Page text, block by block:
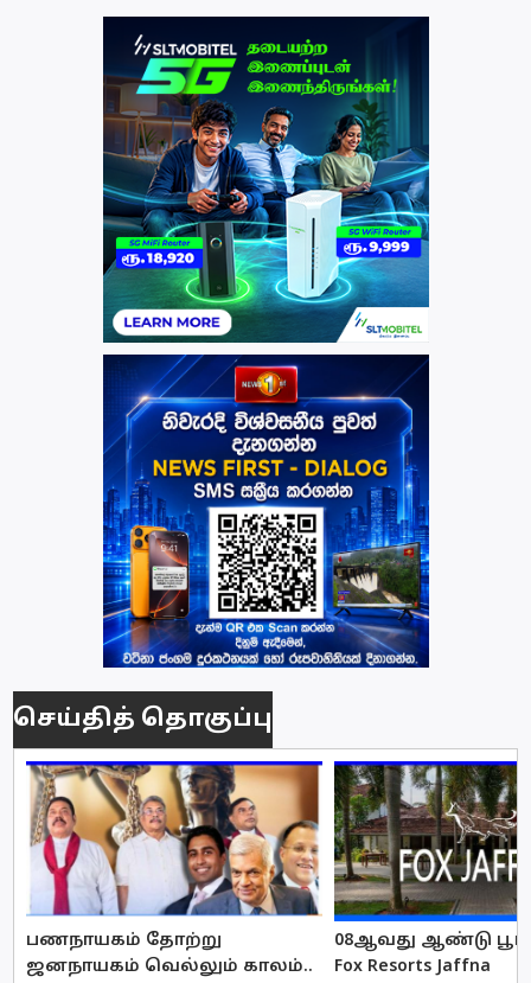
செய்தித் தொகுப்பு
பணநாயகம் தோற்று
ஜனநாயகம் வெல்லும் காலம்..
08ஆவது ஆண்டு
Fox Resorts Jaffna